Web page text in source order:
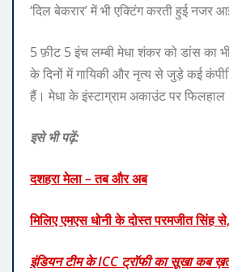
‘दिल बेकरार’ में भी एक्टिंग करती हुई नजर
5 फ़ीट 5 इंच लम्बी मेधा शंकर को डांस का
के दिनों में गायिकी और नृत्‍य से जुड़े कई
हैं। मेधा के इंस्टाग्राम अकाउंट पर फिलहाल
इसे भी पढ़ें:
दशहरा मेला – तब और अब
मिलिए एमएस धोनी के दोस्त परमजीत
इंडियन टीम के ICC ट्रॉफी का सूखा कब